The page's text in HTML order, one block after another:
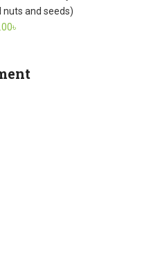
nuts and seeds)
৳